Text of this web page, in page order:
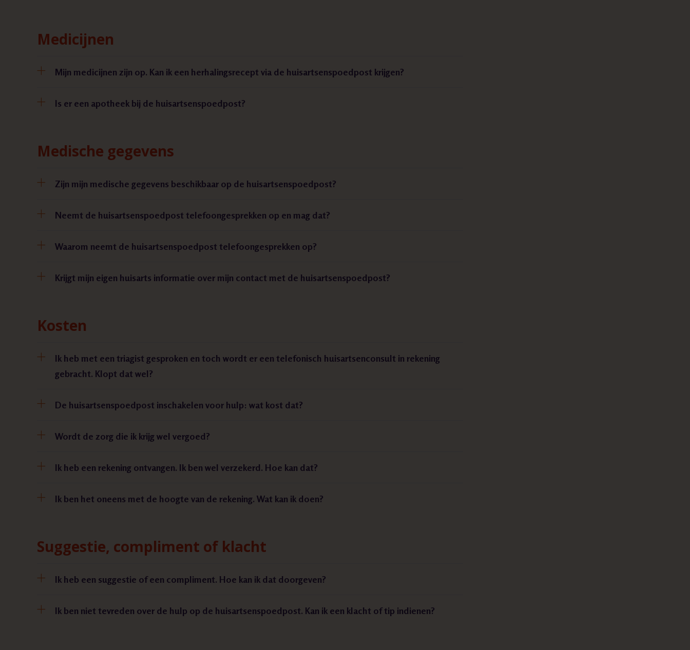
Medicijnen
Mijn medicijnen zijn op. Kan ik een herhalingsrecept via de huisartsenspoedpost krijgen?
Is er een apotheek bij de huisartsenspoedpost?
Medische gegevens
Zijn mijn medische gegevens beschikbaar op de huisartsenspoedpost?
Neemt de huisartsenspoedpost telefoongesprekken op en mag dat?
Waarom neemt de huisartsenspoedpost telefoongesprekken op?
Krijgt mijn eigen huisarts informatie over mijn contact met de huisartsenspoedpost?
Kosten
Ik heb met een triagist gesproken en toch wordt er een telefonisch huisartsenconsult in rekening
gebracht. Klopt dat wel?
De huisartsenspoedpost inschakelen voor hulp: wat kost dat?
Wordt de zorg die ik krijg wel vergoed?
Ik heb een rekening ontvangen. Ik ben wel verzekerd. Hoe kan dat?
Ik ben het oneens met de hoogte van de rekening. Wat kan ik doen?
Suggestie, compliment of klacht
Ik heb een suggestie of een compliment. Hoe kan ik dat doorgeven?
Ik ben niet tevreden over de hulp op de huisartsenspoedpost. Kan ik een klacht of tip indienen?